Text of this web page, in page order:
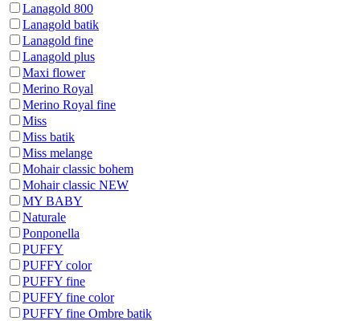
Lanagold 800
Lanagold batik
Lanagold fine
Lanagold plus
Maxi flower
Merino Royal
Merino Royal fine
Miss
Miss batik
Miss melange
Mohair classic bohem
Mohair classic NEW
MY BABY
Naturale
Ponponella
PUFFY
PUFFY color
PUFFY fine
PUFFY fine color
PUFFY fine Ombre batik